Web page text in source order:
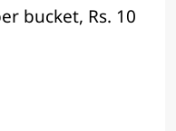
bucket, Rs. 10